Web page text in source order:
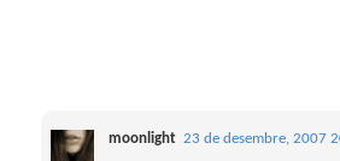
moonlight 23 de desembre, 2007